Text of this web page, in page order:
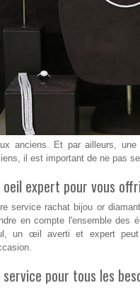
anciens. Et par ailleurs,
il est important de ne pas
oeil expert pour vous
service rachat bijou or diamant
en compte l'ensemble des
un œil averti et expert peut
service pour tous les